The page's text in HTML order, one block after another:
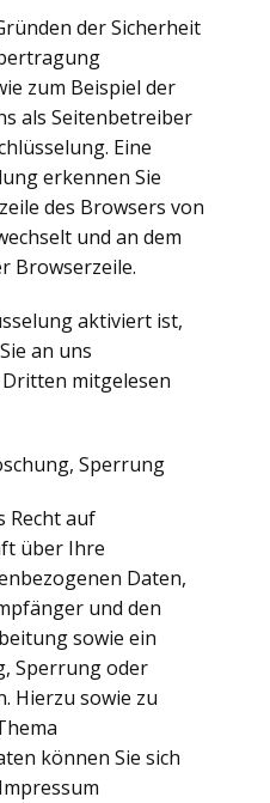
der Sicherheit
zum Beispiel der
als Seitenbetreiber
Eine
erkennen Sie
des Browsers von
und an dem
Browserzeile.
aktiviert ist,
an uns
mitgelesen
Sperrung
Recht auf
über Ihre
Daten,
und den
sowie ein
Sperrung oder
Hierzu sowie zu
können Sie sich